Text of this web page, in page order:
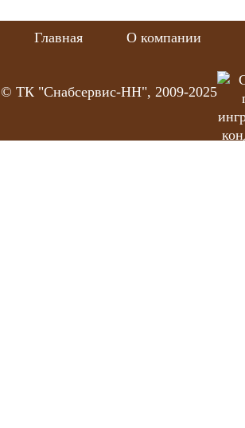
Главная О компании
© ТК "Снабсервис-НН", 2009-2025